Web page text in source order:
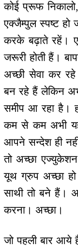
कोई प्रूफ
एक्जैम्पुल स्पष्ट
करके बढ़ाते रहें।
जरूरी होती हैं।
अच्छी सेवा कर
बन रहे हैं लेकिन
समीप आ रहा है।
कम से कम अभी यह
आपने सन्देश ही नहीं
तो अच्छा एज्युकेशन
यूथ ग्रुप अच्छा हो
साथी तो बने हैं।
करना। अच्छा।
जो पहली बार आये